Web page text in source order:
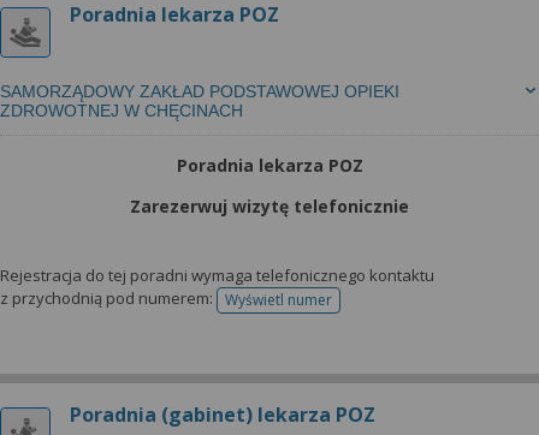
Poradnia lekarza POZ
SAMORZĄDOWY ZAKŁAD PODSTAWOWEJ OPIEKI
ZDROWOTNEJ W CHĘCINACH
Poradnia lekarza POZ
Zarezerwuj wizytę telefonicznie
Rejestracja do tej poradni wymaga telefonicznego kontaktu
z przychodnią pod numerem:
Wyświetl numertelefonu do rejestracji
Poradnia (gabinet) lekarza POZ